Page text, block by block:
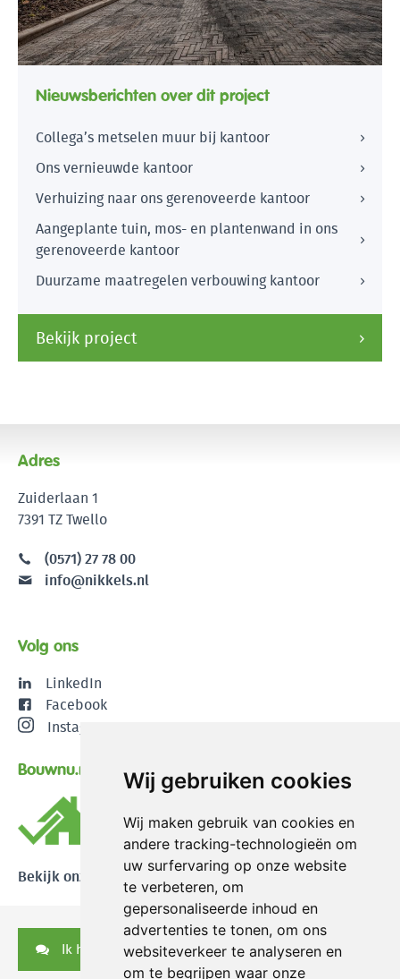
Wij gebruiken cookies
Wij maken gebruik van cookies en
andere tracking-technologieën om
uw surfervaring op onze website
te verbeteren, om
gepersonaliseerde inhoud en
advertenties te tonen, om ons
websiteverkeer te analyseren en
om te begrijpen waar onze
Nieuwsberichten over dit project
Collega’s metselen muur bij kantoor
Ons vernieuwde kantoor
Verhuizing naar ons gerenoveerde kantoor
Aangeplante tuin, mos- en plantenwand in ons
gerenoveerde kantoor
Duurzame maatregelen verbouwing kantoor
Bekijk project
Adres
Zuiderlaan 1
7391 TZ Twello
(0571) 27 78 00
info@nikkels.nl
Volg ons
LinkedIn
Facebook
Instagram
Bouwnu.nl
Bekijk onze reviews
Ik heb een vraag